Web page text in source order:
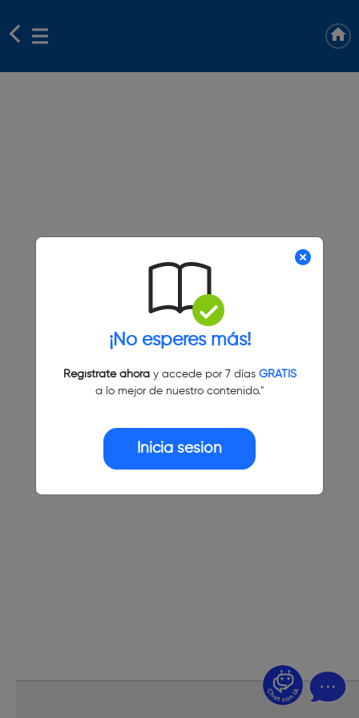
¡No esperes más!
Regístrate ahoray accede por 7 días GRATIS
a lo mejor de nuestro contenido."
Inicia sesión